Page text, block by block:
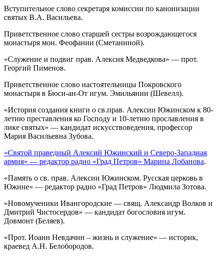
Вступительное слово секретаря комиссии по канонизации
святых В.А. Васильева.
Приветственное слово старшей сестры возрождающегося
монастыря мон. Феофании (Сметаниной).
«Служение и подвиг прав. Алексия Медведкова» — прот.
Георгий Пименов.
Приветственное слово настоятельницы Покровского
монастыря в Бюси-ан-От игум. Эмильянии (Шевелл).
«История создания книги о св.прав. Алексии Южинском к 80-
летию преставления ко Господу и 10-летию прославления в
лике святых» — кандидат искусствоведения, профессор
Мария Васильевна Зубова.
«Святой праведный Алексий Южинский и Северо-Западная
армия» — редактор радио «Град Петров» Марина Лобанова.
«Память о св. прав. Алексии Южинском. Русская церковь в
Южине» — редактор радио «Град Петров» Людмила Зотова.
«Новомученики Ивангородские — свящ. Александр Волков и
Дмитрий Чистосердов» — кандидат богословия игум.
Довмонт (Беляев).
«Прот. Иоанн Невдачин – жизнь и служение» — историк,
краевед А.Н. Белобородов.